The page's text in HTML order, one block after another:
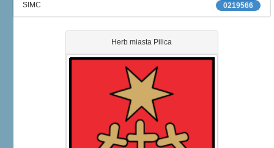
0219566
SIMC
Herb miasta Pilica